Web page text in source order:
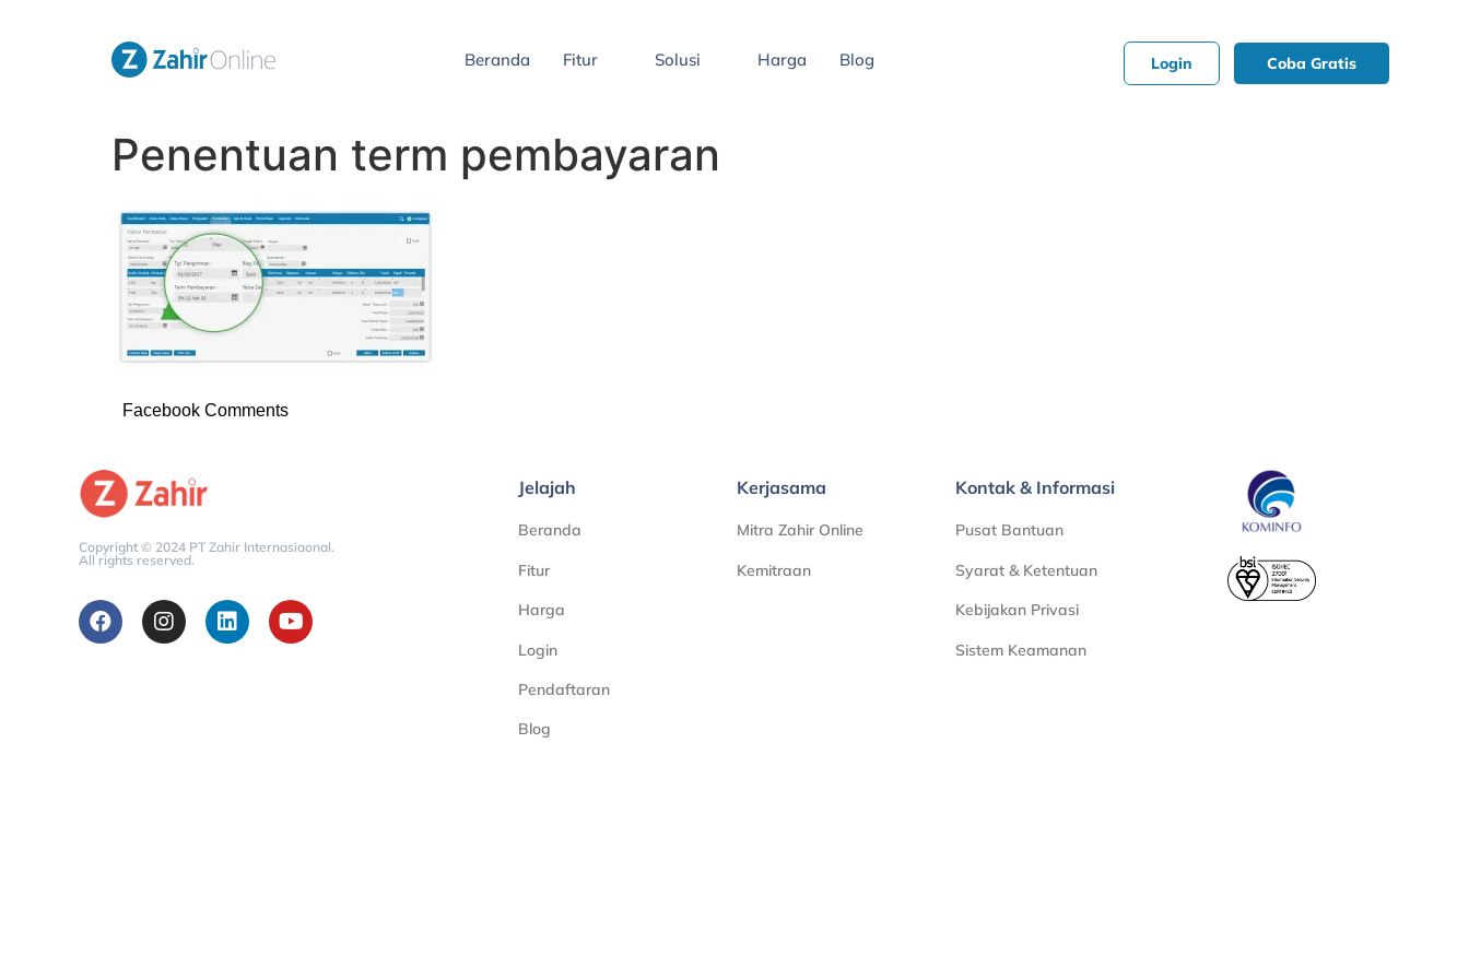
Beranda Fitur Solusi Harga Blog Login Coba Gratis
Penentuan term pembayaran
Facebook Comments
Copyright © 2024 PT Zahir Internasiaonal.
All rights reserved.
Jelajah
Beranda
Fitur
Harga
Login
Pendaftaran
Blog
Kerjasama
Mitra Zahir Online
Kemitraan
Kontak & Informasi
Pusat Bantuan
Syarat & Ketentuan
Kebijakan Privasi
Sistem Keamanan